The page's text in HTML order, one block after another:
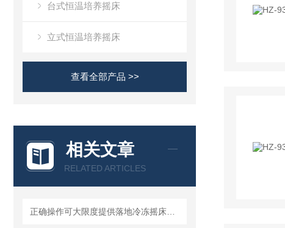
台式恒温培养摇床
立式恒温培养摇床
查看全部产品 >>
相关文章
RELATED ARTICLES